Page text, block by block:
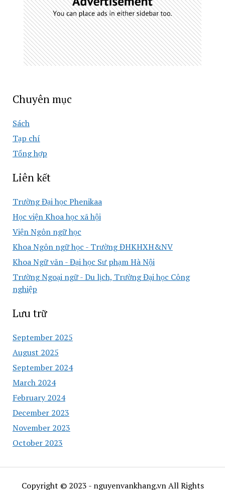
Chuyên mục
Sách
Tạp chí
Tổng hợp
Liên kết
Trường Đại học Phenikaa
Học viện Khoa học xã hội
Viện Ngôn ngữ học
Khoa Ngôn ngữ học - Trường ĐHKHXH&NV
Khoa Ngữ văn - Đại học Sư phạm Hà Nội
Trường Ngoại ngữ - Du lịch, Trường Đại học Công
nghiệp
Lưu trữ
September 2025
August 2025
September 2024
March 2024
February 2024
December 2023
November 2023
October 2023
Copyright © 2023 - nguyenvankhang.vn All Rights